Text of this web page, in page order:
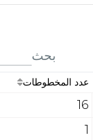
بحث
عدد المخطوطات
16
1